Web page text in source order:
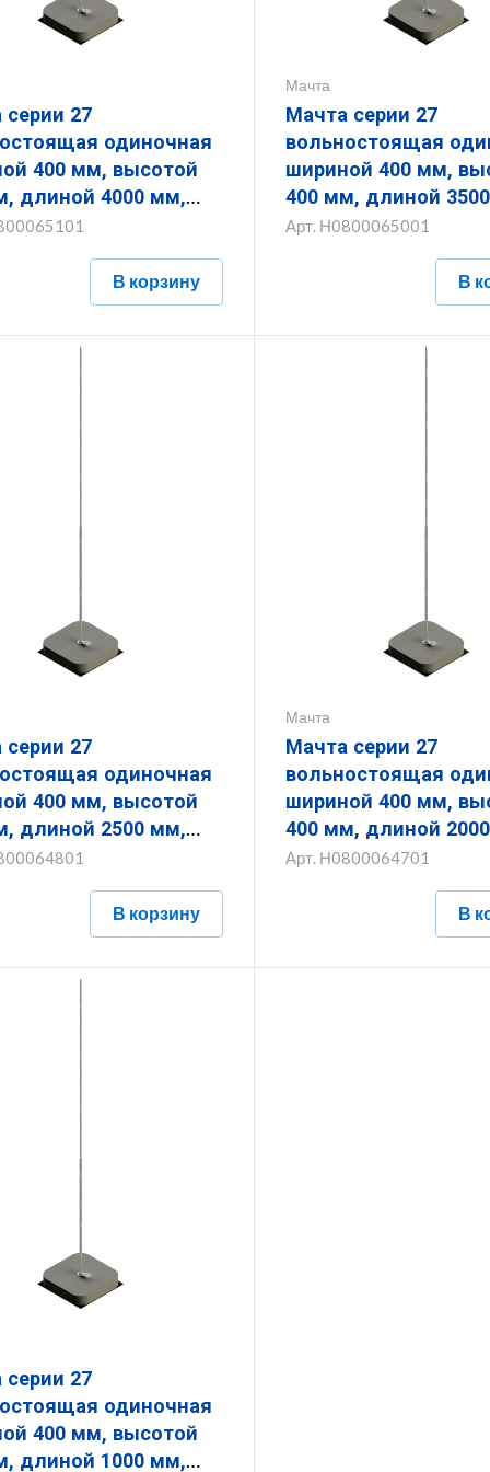
27
одиночная
длиной 4000 мм,
(диаметром) 16
В корзину
Мачта
Мачта серии 27
вольностоящая
шириной 400 мм, высотой
400 мм, длиной
толщиной
Арт. Н0800065001
В
27
одиночная
длиной 2500 мм,
(диаметром) 16
В корзину
Мачта
Мачта серии 27
вольностоящая
шириной 400 мм, высотой
400 мм, длиной
толщиной
Арт. Н0800064701
В
27
одиночная
длиной 1000 мм,